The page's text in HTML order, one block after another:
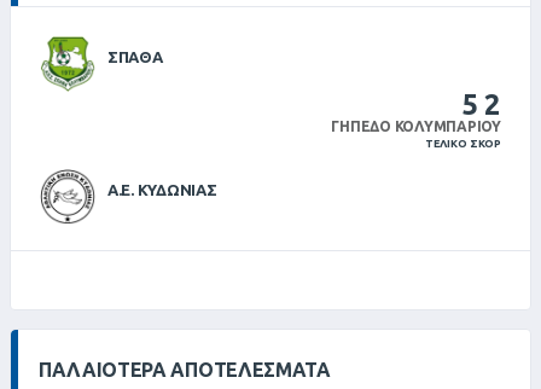
ΣΠΑΘΑ
52
ΓΉΠΕΔΟ ΚΟΛΥΜΠΑΡΊΟΥ
ΤΕΛΙΚΌ ΣΚΟΡ
Α.Ε. ΚΥΔΩΝΙΑΣ
ΠΑΛΑΙΌΤΕΡΑ ΑΠΟΤΕΛΈΣΜΑΤΑ